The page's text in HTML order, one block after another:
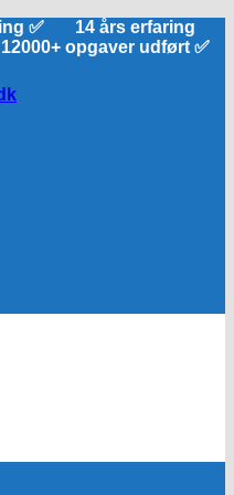
✅ 14 års erfaring
opgaver udført ✅